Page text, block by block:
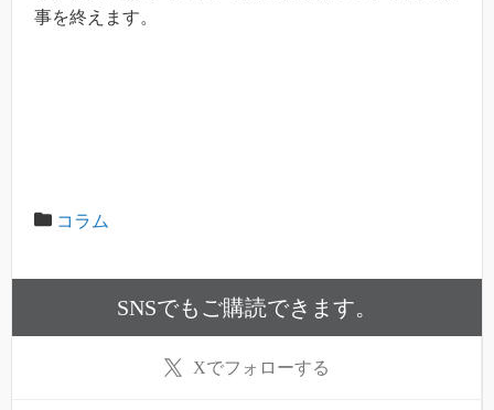
事を終えます。
コラム
SNSでもご購読できます。
Xでフォローする